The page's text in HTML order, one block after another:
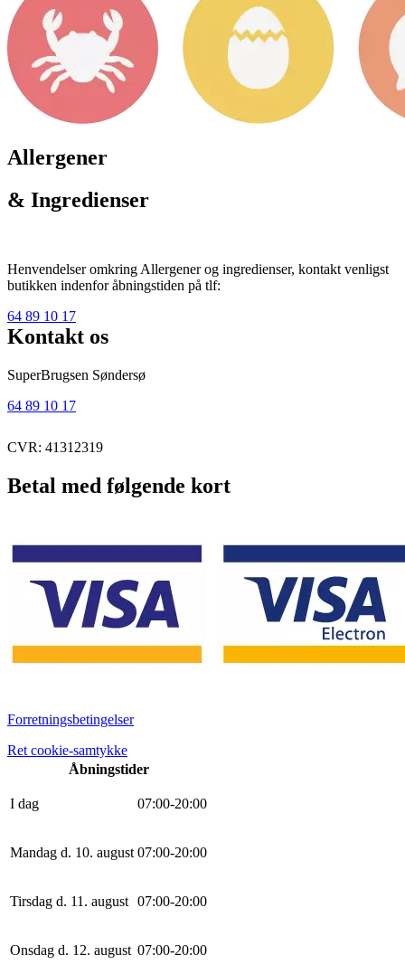
Allergener
& Ingredienser
Henvendelser omkring Allergener og ingredienser, kontakt venligst
butikken indenfor åbningstiden på tlf:
64 89 10 17
Kontakt os
SuperBrugsen Søndersø
64 89 10 17
CVR: 41312319
Betal med følgende kort
Forretningsbetingelser
Ret cookie-samtykke
Åbningstider
I dag 07:00-20:00
Mandag d. 10. august 07:00-20:00
Tirsdag d. 11. august 07:00-20:00
Onsdag d. 12. august 07:00-20:00